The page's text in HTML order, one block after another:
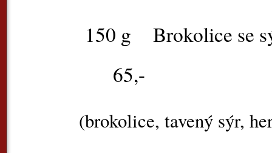
150 g
Brokolice
65,-
(brokolice, tavený sýr,